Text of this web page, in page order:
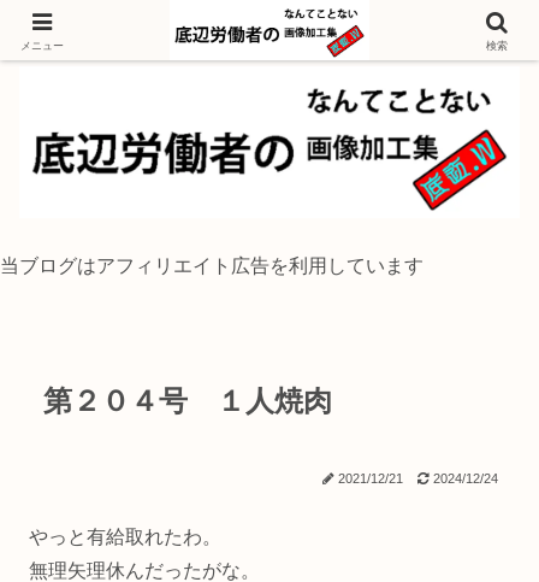
独身底辺おじさんが風景写真をイラスト風に加工するブログ
当ブログはアフィリエイト広告を利用しています
第２０４号 １人焼肉
2021/12/21 2024/12/24
やっと有給取れたわ。
無理矢理休んだったがな。
メニュー 検索